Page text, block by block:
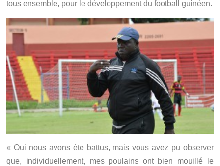
tous ensemble, pour le développement du football guinéen.
« Oui nous avons été battus, mais vous avez pu observer
que, individuellement, mes poulains ont bien mouillé le